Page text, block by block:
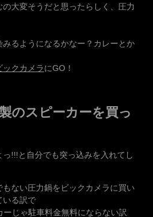
大変そうだと思ったらしく、圧力
るようになるかなー？カレーとか
ックカメラにGO！
のスピーカーを買っ
!!!と自分でも突っ込みを入れてし
ない圧力鍋をビックカメラに買い
いる訳で
ーじゃ駐車料金無料にならない訳